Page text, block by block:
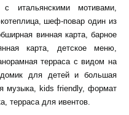
итальянскими мотивами,
шеф-повар один из
винная карта, барное
карта, детское меню,
терраса с видом на
для детей и большая
музыка, kids friendly, формат
терраса для ивентов.